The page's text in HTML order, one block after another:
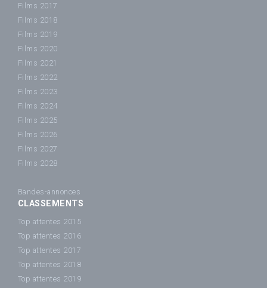
Films 2017
Films 2018
Films 2019
Films 2020
Films 2021
Films 2022
Films 2023
Films 2024
Films 2025
Films 2026
Films 2027
Films 2028
Bandes-annonces
CLASSEMENTS
Top attentes 2015
Top attentes 2016
Top attentes 2017
Top attentes 2018
Top attentes 2019